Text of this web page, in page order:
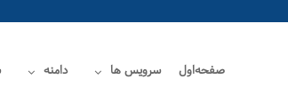
صفحه‌اول سرویس ها دامنه